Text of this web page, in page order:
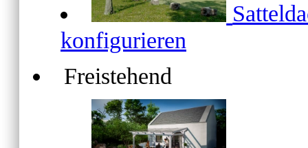
konfigurieren
Freistehend